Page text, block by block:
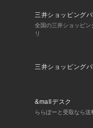
商品番号:11-05-51-
やすい性質があります。
三井ショッピング
全国の三井ショッピ
リ
三井ショッピング
&mallデスク
ららぽーと受取なら送